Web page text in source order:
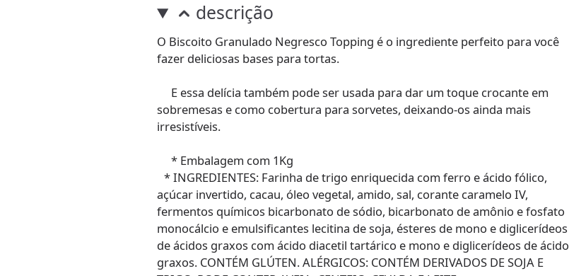
descrição
O Biscoito Granulado Negresco Topping é o ingrediente perfeito para você
fazer deliciosas bases para tortas.
E essa delícia também pode ser usada para dar um toque crocante em
sobremesas e como cobertura para sorvetes, deixando-os ainda mais
irresistíveis.
* Embalagem com 1Kg
* INGREDIENTES: Farinha de trigo enriquecida com ferro e ácido fólico,
açúcar invertido, cacau, óleo vegetal, amido, sal, corante caramelo IV,
fermentos químicos bicarbonato de sódio, bicarbonato de amônio e fosfato
monocálcio e emulsificantes lecitina de soja, ésteres de mono e diglicerídeos
de ácidos graxos com ácido diacetil tartárico e mono e diglicerídeos de ácido
graxos. CONTÉM GLÚTEN. ALÉRGICOS: CONTÉM DERIVADOS DE SOJA E